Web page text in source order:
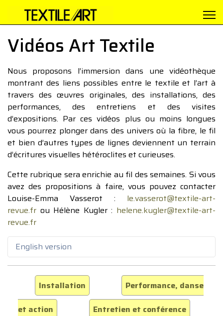
Vidéos Art Textile
Nous proposons l’immersion dans une vidéothèque
montrant des liens possibles entre le textile et l’art à
travers des œuvres originales, des installations, des
performances, des entretiens et des visites
d’expositions. Par ces vidéos plus ou moins longues
vous pourrez plonger dans des univers où la fibre, le fil
et bien d’autres types de lignes deviennent un terrain
d’écritures visuelles hétéroclites et curieuses.
Cette rubrique sera enrichie au fil des semaines. Si vous
avez des propositions à faire, vous pouvez contacter
Louise-Emma Vasserot : le.vasserot@textile-art-
revue.fr ou Hélène Kugler : helene.kugler@textile-art-
revue.fr
English version
Installation
Performance, danse
et action
Entretien et conférence